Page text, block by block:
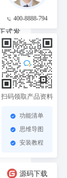
式发
社区
方
400-8888-794
扫码领取产品资料
功能清单
思维导图
安装教程
源码下载